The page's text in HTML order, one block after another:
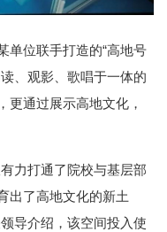
单位联手打造的“高地号
、观影、歌唱于一体的
更通过展示高地文化，
力打通了院校与基层部
出了高地文化的新土
导介绍，该空间投入使